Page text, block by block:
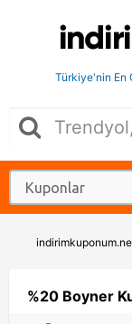
Türkiye'nin En
%20 Boyner